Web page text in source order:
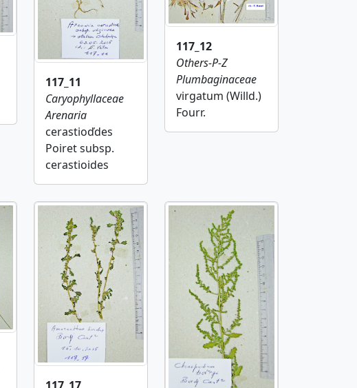
117_11
Caryophyllaceae
Arenaria
cerastioďdes
Poiret subsp.
cerastioides
117_12
Others-P-Z
Plumbaginaceae
virgatum (Willd.)
Fourr.